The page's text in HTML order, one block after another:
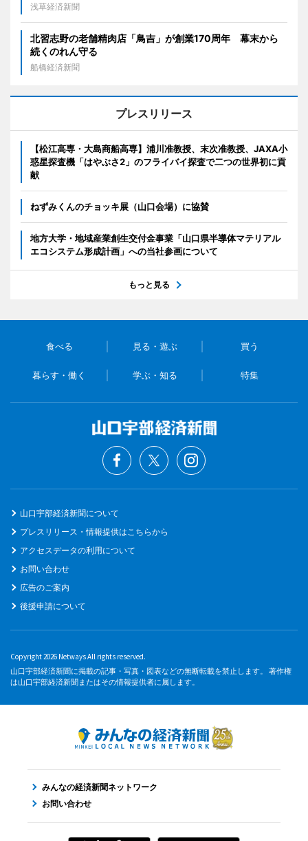
浅草経済新聞
北習志野の老舗精肉店「鳥吉」が創業170周年 幕末から
続くのれん守る
船橋経済新聞
プレスリリース
【松江高専・大島商船高専】浦川准教授、末次准教授、JAXA小
惑星探査機「はやぶさ2」のフライバイ探査で二つの世界初に貢
献
ねずみくんのチョッキ展（山口会場）に協賛
地方大学・地域産業創生交付金事業「山口県半導体マテリアル
エコシステム形成計画」への当社参画について
もっと見る
食べる 見る・遊ぶ 買う
暮らす・働く 学ぶ・知る 特集
山口宇部経済新聞について
プレスリリース・情報提供はこちらから
アクセスデータの利用について
お問い合わせ
広告のご案内
後援申請について
Copyright 2026 Netways All rights reserved.
山口宇部経済新聞に掲載の記事・写真・図表などの無断転載を禁止します。 著作権
は山口宇部経済新聞またはその情報提供者に属します。
みんなの経済新聞ネットワーク
お問い合わせ